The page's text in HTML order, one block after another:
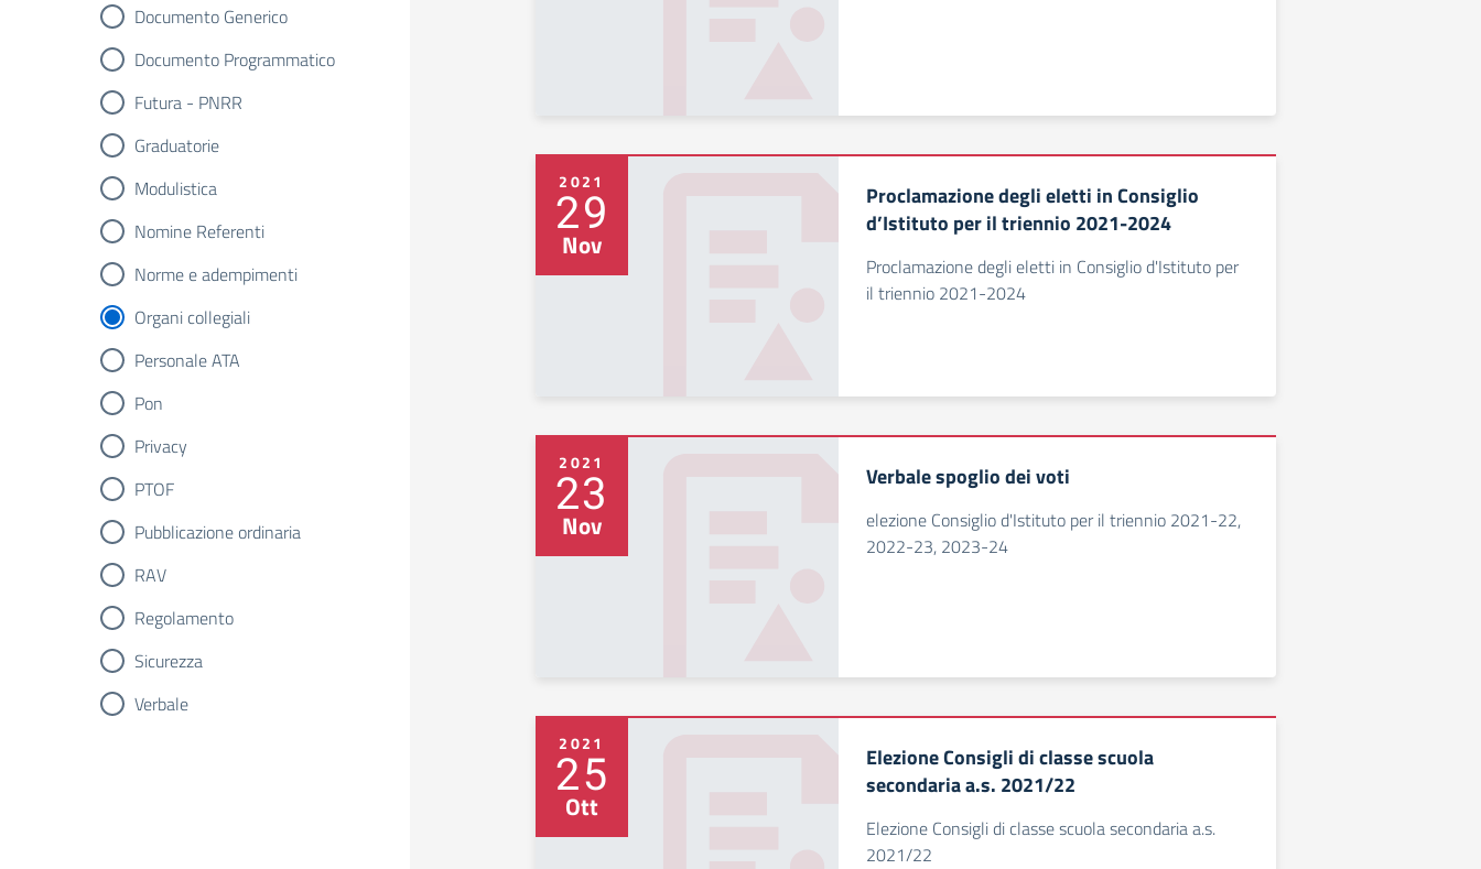
Documento Generico
Documento Programmatico
Futura - PNRR
Graduatorie
Modulistica
Nomine Referenti
Norme e adempimenti
Organi collegiali
Personale ATA
Pon
Privacy
PTOF
Pubblicazione ordinaria
RAV
Regolamento
Sicurezza
Verbale
2021
29
Nov
Proclamazione degli eletti in Consiglio
d’Istituto per il triennio 2021-2024
Proclamazione degli eletti in Consiglio d'Istituto per
il triennio 2021-2024
2021
23
Nov
Verbale spoglio dei voti
elezione Consiglio d'Istituto per il triennio 2021-22,
2022-23, 2023-24
2021
25
Ott
Elezione Consigli di classe scuola
secondaria a.s. 2021/22
Elezione Consigli di classe scuola secondaria a.s.
2021/22